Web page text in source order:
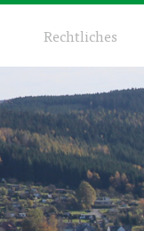
Rechtliches